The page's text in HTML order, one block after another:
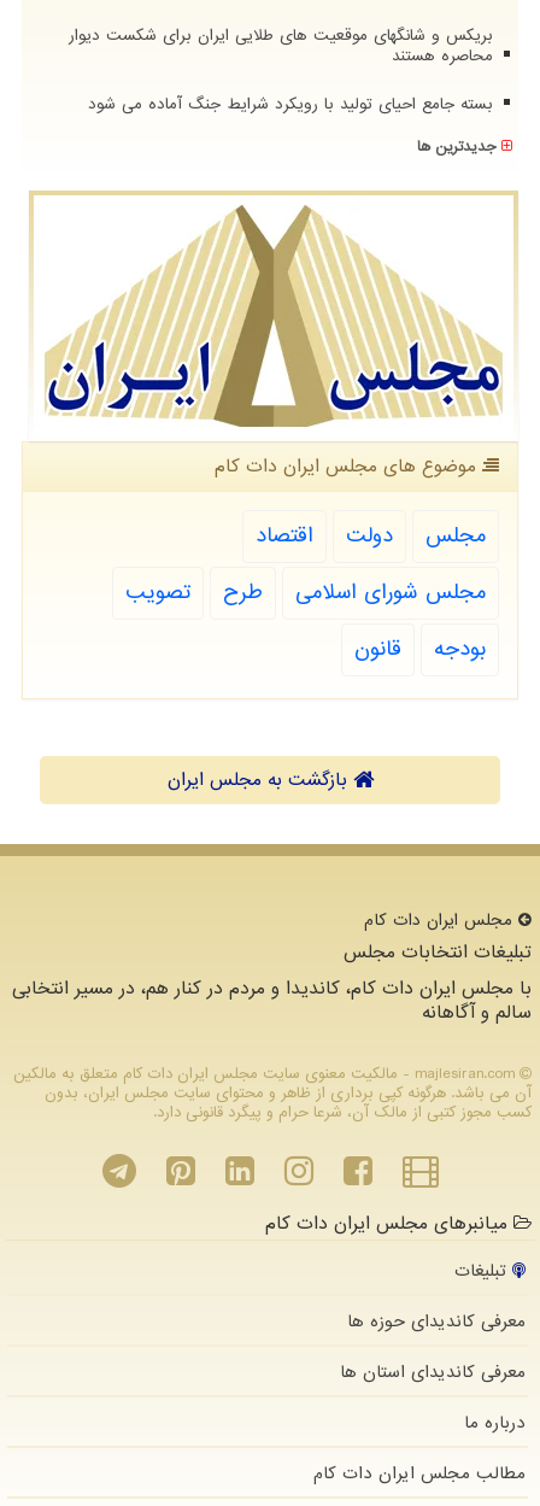
بریکس و شانگهای موقعیت های طلایی ایران برای شکست دیوار
محاصره هستند
بسته جامع احیای تولید با رویکرد شرایط جنگ آماده می شود
جدیدترین ها
موضوع های مجلس ایران دات كام
مجلس دولت
اقتصاد
مجلس شورای اسلامی
طرح
تصویب
بودجه
قانون
بازگشت به مجلس ایران
مجلس ایران دات كام
تبلیغات انتخابات مجلس
با مجلس ایران دات کام، کاندیدا و مردم در کنار هم، در مسیر انتخابی
سالم و آگاهانه
majlesiran.com - مالکیت معنوی سایت مجلس ایران دات كام متعلق به مالکین
آن می باشد. هرگونه کپی برداری از ظاهر و محتوای سایت مجلس ایران، بدون
کسب مجوز کتبی از مالک آن، شرعا حرام و پیگرد قانونی دارد.
میانبرهای مجلس ایران دات کام
تبلیغات
معرفی کاندیدای حوزه ها
معرفی کاندیدای استان ها
درباره ما
مطالب مجلس ایران دات كام